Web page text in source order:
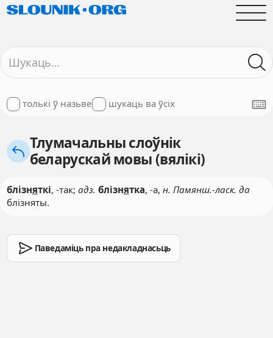
толькі ў назьве шукаць ва ўсіх
Тлумачальны слоўнік
беларускай мовы (вялікі)
блізняткі, -так; адз. блізнятка, -а, н. Памянш.-ласк. да
блізняты.
Паведаміць пра недакладнасьць